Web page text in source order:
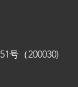
号（200030)